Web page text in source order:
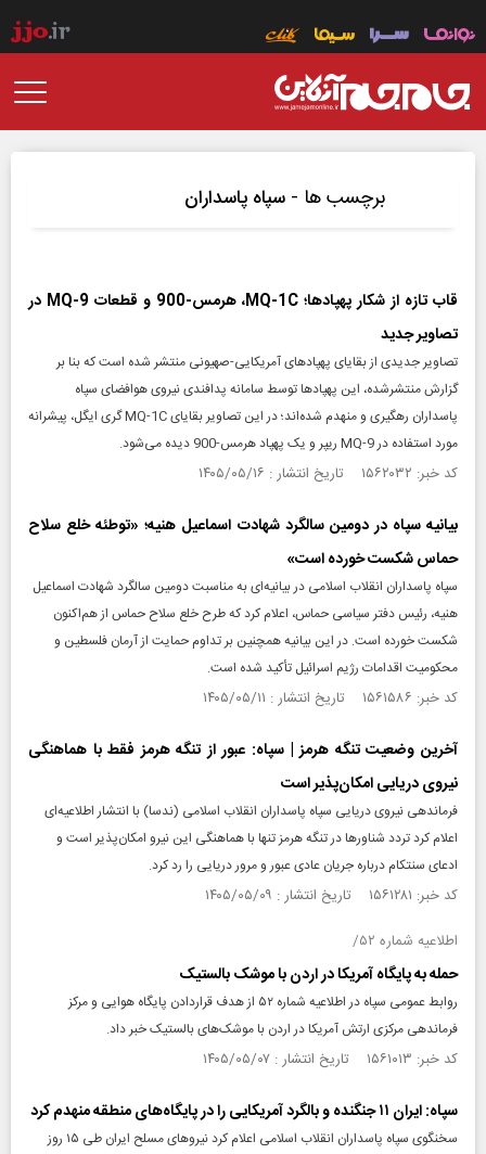
برچسب ها - سپاه پاسداران
قاب تازه از شکار پهپادها؛ MQ-1C، هرمس-900 و قطعات MQ-9 در
تصاویر جدید
تصاویر جدیدی از بقایای پهپادهای آمریکایی-صهیونی منتشر شده است که بنا بر
گزارش منتشرشده، این پهپادها توسط سامانه پدافندی نیروی هوافضای سپاه
پاسداران رهگیری و منهدم شده‌اند؛ در این تصاویر بقایای MQ-1C گری ایگل، پیشرانه
مورد استفاده در MQ-9 ریپر و یک پهپاد هرمس-900 دیده می‌شود.
کد خبر: ۱۵۶۲۰۳۲ تاریخ انتشار : ۱۴۰۵/۰۵/۱۶
بیانیه سپاه در دومین سالگرد شهادت اسماعیل هنیه؛ «توطئه خلع سلاح
حماس شکست خورده است»
سپاه پاسداران انقلاب اسلامی در بیانیه‌ای به مناسبت دومین سالگرد شهادت اسماعیل
هنیه، رئیس دفتر سیاسی حماس، اعلام کرد که طرح خلع سلاح حماس از هم‌اکنون
شکست خورده است. در این بیانیه همچنین بر تداوم حمایت از آرمان فلسطین و
محکومیت اقدامات رژیم اسرائیل تأکید شده است.
کد خبر: ۱۵۶۱۵۸۶ تاریخ انتشار : ۱۴۰۵/۰۵/۱۱
آخرین وضعیت تنگه هرمز | سپاه: عبور از تنگه هرمز فقط با هماهنگی
نیروی دریایی امکان‌پذیر است
فرماندهی نیروی دریایی سپاه پاسداران انقلاب اسلامی (ندسا) با انتشار اطلاعیه‌ای
اعلام کرد تردد شناورها در تنگه هرمز تنها با هماهنگی این نیرو امکان‌پذیر است و
ادعای سنتکام درباره جریان عادی عبور و مرور دریایی را رد کرد.
کد خبر: ۱۵۶۱۲۸۱ تاریخ انتشار : ۱۴۰۵/۰۵/۰۹
اطلاعیه شماره ۵۲/
حمله به پایگاه آمریکا در اردن با موشک بالستیک
روابط عمومی سپاه در اطلاعیه شماره ۵۲ از هدف قراردادن پایگاه هوایی و مرکز
فرماندهی مرکزی ارتش آمریکا در اردن با موشک‌های بالستیک خبر داد.
کد خبر: ۱۵۶۱۰۱۳ تاریخ انتشار : ۱۴۰۵/۰۵/۰۷
سپاه: ایران ۱۱ جنگنده و بالگرد آمریکایی را در پایگاه‌های منطقه منهدم کرد
سخنگوی سپاه پاسداران انقلاب اسلامی اعلام کرد نیروهای مسلح ایران طی ۱۵ روز